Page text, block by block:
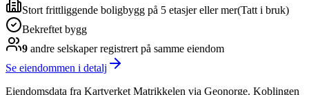
Stort frittliggende boligbygg på 5 etasjer eller mer(Tatt i bruk)
Bekreftet bygg
9 andre selskaperregistrert på samme eiendom
Se eiendommen i detalj
Eiendomsdata fra Kartverket Matrikkelen via Geonorge. Koblingen